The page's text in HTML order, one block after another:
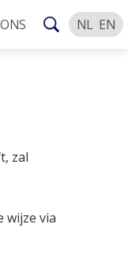
EN
NL
zal
wijze via